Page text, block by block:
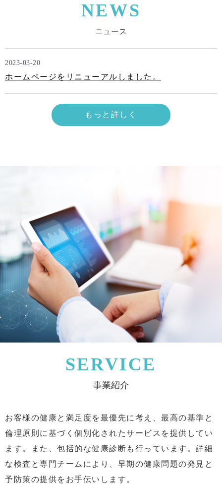
NEWS
ニュース
2023-03-20
ホームページをリニューアルしました。
ニ
ス
もっと詳しく
SERVICE
事業紹介
お客様の健康と満足度を最優先に考え、最高の基準と
倫理原則に基づく個別化されたサービスを提供してい
ます。また、包括的な健康診断も行っています。詳細
な検査と専門チームにより、早期の健康問題の発見と
予防策の提供をお手伝いします。